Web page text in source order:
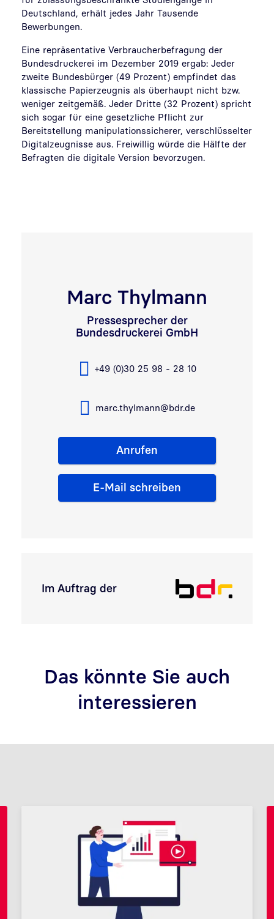
Deutschland, erhält jedes Jahr Tausende
Bewerbungen.
Eine repräsentative Verbraucherbefragung der
Bundesdruckerei im Dezember 2019 ergab: Jeder
zweite Bundesbürger (49 Prozent) empfindet das
klassische Papierzeugnis als überhaupt nicht bzw.
weniger zeitgemäß. Jeder Dritte (32 Prozent) spricht
sich sogar für eine gesetzliche Pflicht zur
Bereitstellung manipulationssicherer, verschlüsselter
Digitalzeugnisse aus. Freiwillig würde die Hälfte der
Befragten die digitale Version bevorzugen.
Marc Thylmann
Pressesprecher der
Bundesdruckerei GmbH
+49 (0)30 25 98 - 28 10
marc.thylmann@bdr.de
Anrufen
E-Mail schreiben
Im Auftrag der
Das könnte Sie auch
interessieren